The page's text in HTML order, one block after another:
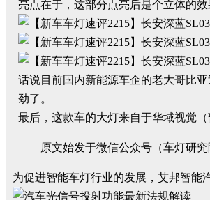
亮点在于，这部分点亮后是个立体的
话说目前国内新能源车企的老大哥比
劲了。
最后，这款车的大灯来自于华域视觉（
原文始发于微信公众号（车灯研究
为促进智能车灯行业的发展，艾邦智能